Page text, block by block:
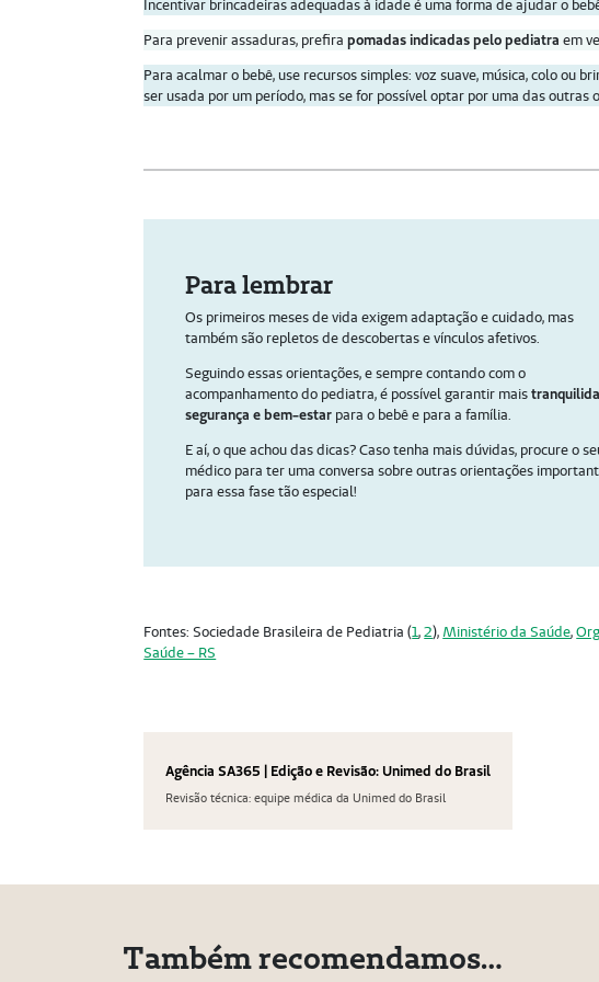
Incentivar brincadeiras adequadas à idade é uma forma de ajudar o
Para prevenir assaduras, prefirapomadas indicadas pelo pediatra em
Para acalmar o bebê, use recursos simples: voz suave, música, colo ou
ser usada por um período, mas se for possível optar por uma das outras
Para lembrar
Os primeiros meses de vida exigem adaptação e cuidado, mas
também são repletos de descobertas e vínculos afetivos.
Seguindo essas orientações, e sempre contando com o
acompanhamento do pediatra, é possível garantir mais
segurança e bem-estar para o bebê e para a família.
E aí, o que achou das dicas? Caso tenha mais dúvidas, procure o
médico para ter uma conversa sobre outras orientações
para essa fase tão especial!
Fontes: Sociedade Brasileira de Pediatria (1,2), Ministério da Saúde,
Saúde – RS
Agência SA365 | Edição e Revisão: Unimed do Brasil
Revisão técnica: equipe médica da Unimed do Brasil
Também recomendamos…